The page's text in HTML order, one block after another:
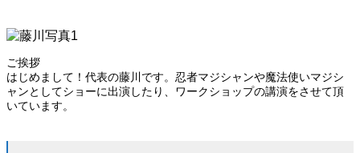
ご挨拶
はじめまして！代表の藤川です。忍者マジシャンや魔法使いマジシ
ャンとしてショーに出演したり、ワークショップの講演をさせて頂
いています。